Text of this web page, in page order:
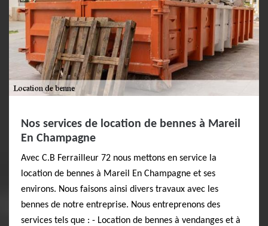
Nos services de location de bennes à Mareil
En Champagne
Avec C.B Ferrailleur 72 nous mettons en service la
location de bennes à Mareil En Champagne et ses
environs. Nous faisons ainsi divers travaux avec les
bennes de notre entreprise. Nous entreprenons des
services tels que : - Location de bennes à vendanges et à